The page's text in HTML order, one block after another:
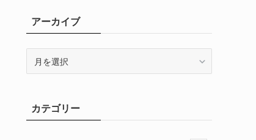
アーカイブ
ブカテゴリー